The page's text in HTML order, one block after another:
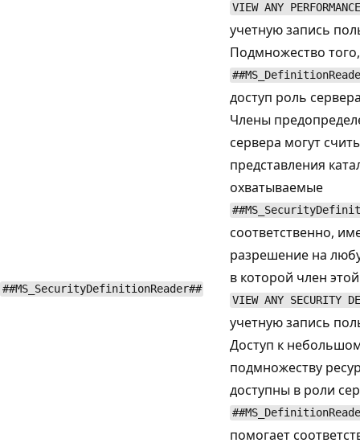
VIEW ANY
учетную запись
Подмножество
доступ роль
##MS_SecurityDefinitionReader##
Члены
сервера могут
представления
охватываемые
соответственно,
разрешение на
в которой член
VIEW ANY SECURITY
учетную запись
Доступ к
подмножеству
доступны в роли
помогает